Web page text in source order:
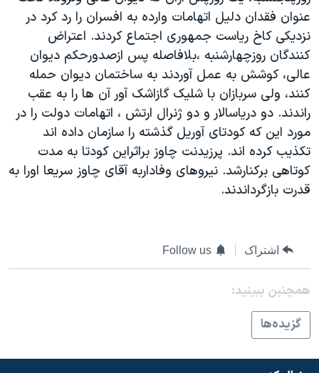
جستجوویژه برنامه‌ها
ویدیوها
فرهنگ و زندگی
حقوق شهروندی
اقتصادی
علم و فناوری
اسرائیل در جنگ
گالری عکس
۲۵۰سالگی آمریکا
بایگانی برنامه‌های تلویزیونی
مستندها
انتخابات ریاست جمهوری آمریکا ۲۰۲۴
حمله جمهوری اسلامی به اسرائیل
رمز مهسا
ورزش زنان در ایران
اعتراضات زن، زندگی، آزادی
تریبونال مردمی آبان ۹۸
دادگاه حمید نوری
چهل سال گروگان‌گیری
قانون شفافیت دارائی کادر رهبری ایران
یادگیری زبان انگلیسی
دنبال کنید
زبانهای مختلف
عنوان فقدان دليل اتهامات وارده به افسران را رد کرد در
نزديکی کاخ رياست جمهوری اجتماع کردند. اعتراض
کنندگان روزچهارشنبه ،بلافاصله پس ازصدورحکم ديوان
عالی، کوشش به عمل آوردند به ساختمان ديوان حمله
کنند، ولی سربازان با شليک گازاشک آور آن ها را به عقب
راندند. دو درياسالار و دو ژنرال ارتش ، اتهامات دولت را در
مورد اين که کودتای آوريل گذشته را سازمان داده اند
تکذيب کرده اند. پرزيدنت چاوز براثراين کودتا به مدت
کوتاهی برکنارشد. نيروهای وفاداربه آقای چاوز سريعا اورا به
قدرت بازگرداندند.
اشتراک Follow us
همچنبن ببینید:
گزيده‌ها